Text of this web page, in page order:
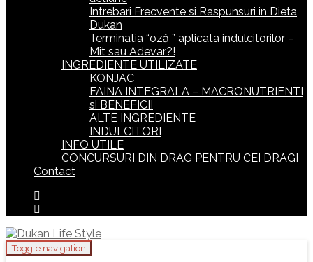
Intrebari Frecvente si Raspunsuri in Dieta
Dukan
Terminatia “oză ” aplicata indulcitorilor –
Mit sau Adevar?!
INGREDIENTE UTILIZATE
KONJAC
FAINA INTEGRALA – MACRONUTRIENTI
si BENEFICII
ALTE INGREDIENTE
INDULCITORI
INFO UTILE
CONCURSURI DIN DRAG PENTRU CEI DRAGI
Contact
Toggle navigation